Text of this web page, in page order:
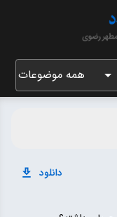
همه موضوعات
دانلود